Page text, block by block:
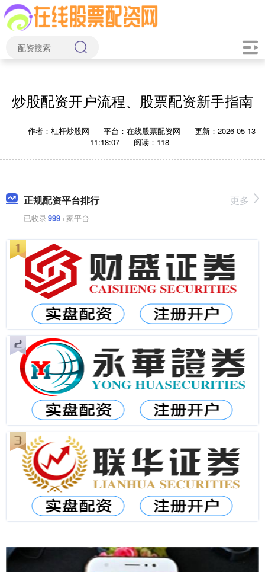
炒股配资开户流程、股票配资新手指南
作者：杠杆炒股网 平台：在线股票配资网
更新：2026-05-13
11:18:07
阅读：118
正规配资平台排行
已收录999+家平台
更多